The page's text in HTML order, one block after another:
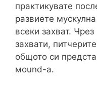
практикувате
развиете
всеки захват.
захвати,
общото си
мound-а.